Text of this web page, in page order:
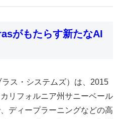
がもたらす新たなAI
ス・システムズ）は、2015
リフォルニア州サニーベール
ディープラーニングなどの高